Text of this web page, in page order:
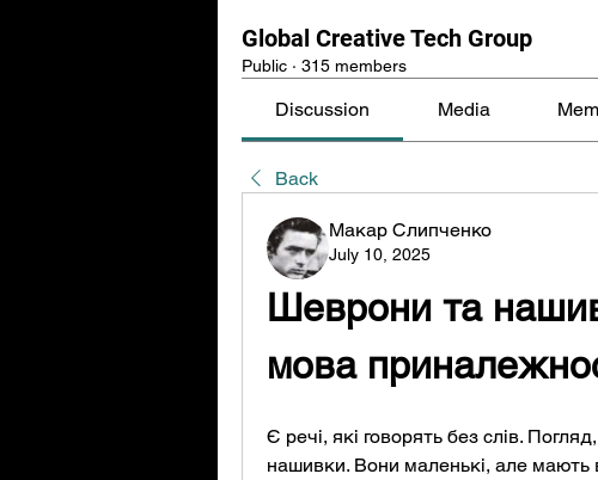
Global Creative Tech Group
Public · 315 members
Discussion Media
Back
Макар Слипченко
July 10, 2025
Шеврони та
мова
Є речі, які говорять без слів.
нашивки. Вони маленькі, але мають